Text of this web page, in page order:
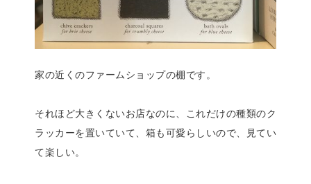
家の近くのファームショップの棚です。
それほど大きくないお店なのに、これだけの種類のク
ラッカーを置いていて、箱も可愛らしいので、見てい
て楽しい。